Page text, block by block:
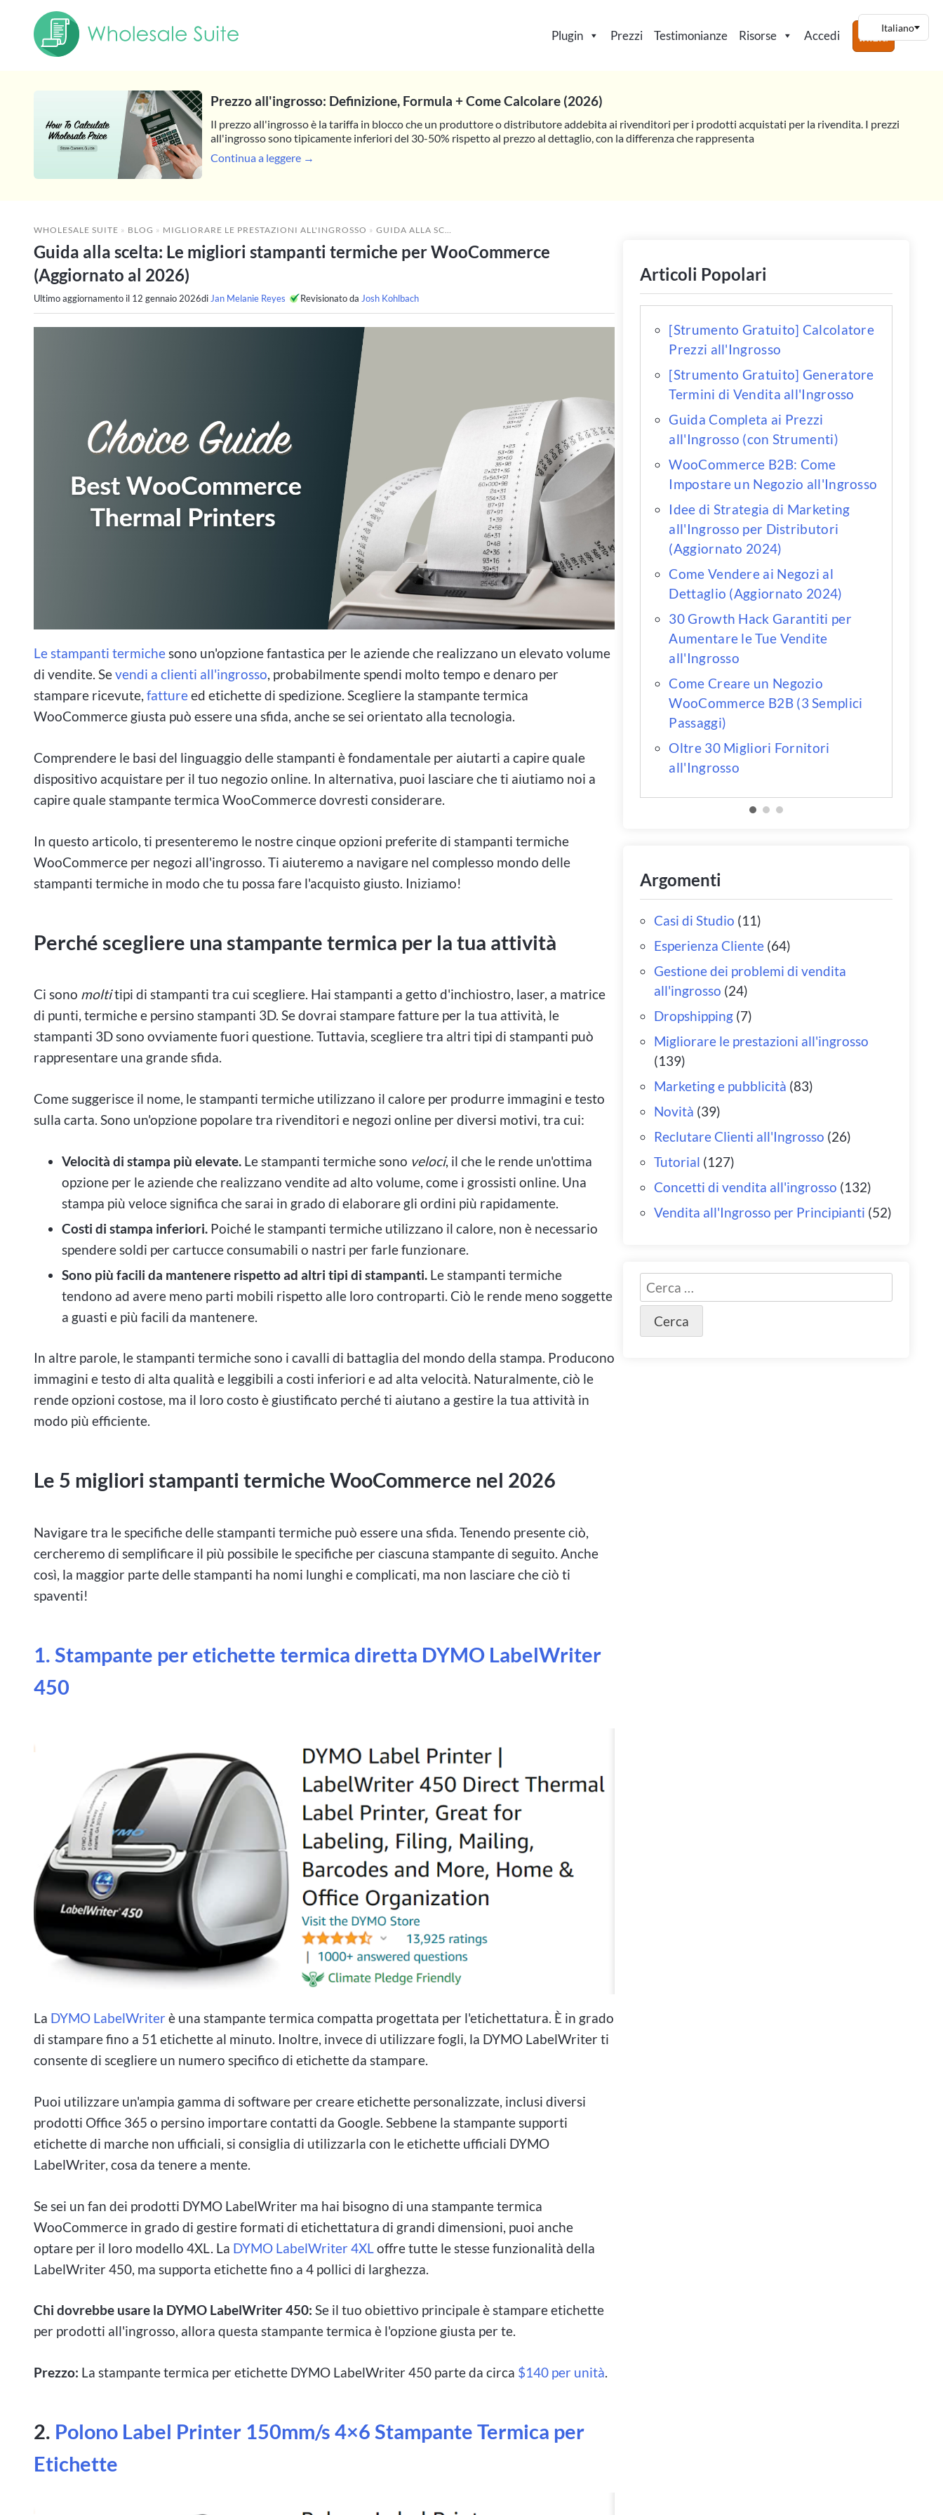
Plugin Prezzi Testimonianze Risorse Accedi Inizia
Prezzo all'ingrosso: Definizione, Formula + Come Calcolare (2026)
Il prezzo all'ingrosso è la tariffa in blocco che un produttore o distributore addebita ai rivenditori per i prodotti acquistati per la rivendita. I prezzi
all'ingrosso sono tipicamente inferiori del 30-50% rispetto al prezzo al dettaglio, con la differenza che rappresenta
Continua a leggere →
WHOLESALE SUITE » BLOG » MIGLIORARE LE PRESTAZIONI ALL'INGROSSO » GUIDA ALLA SCELTA: LE MIGLIORI STAMPANTI TERMICHE PER WOOCOMMERCE (AGGIORNATO AL 2026)
Guida alla scelta: Le migliori stampanti termiche per WooCommerce
(Aggiornato al 2026)
Ultimo aggiornamento il 12 gennaio 2026di Jan Melanie Reyes Revisionato da Josh Kohlbach
Le stampanti termichesono un'opzione fantastica per le aziende che realizzano un elevato volume
di vendite. Sevendi a clienti all'ingrosso, probabilmente spendi molto tempo e denaro per
stampare ricevute, fattureed etichette di spedizione. Scegliere la stampante termica
WooCommerce giusta può essere una sfida, anche se sei orientato alla tecnologia.
Comprendere le basi del linguaggio delle stampanti è fondamentale per aiutarti a capire quale
dispositivo acquistare per il tuo negozio online. In alternativa, puoi lasciare che ti aiutiamo noi a
capire quale stampante termica WooCommerce dovresti considerare.
In questo articolo, ti presenteremo le nostre cinque opzioni preferite di stampanti termiche
WooCommerce per negozi all'ingrosso. Ti aiuteremo a navigare nel complesso mondo delle
stampanti termiche in modo che tu possa fare l'acquisto giusto. Iniziamo!
Perché scegliere una stampante termica per la tua attività
Ci sono moltitipi di stampanti tra cui scegliere. Hai stampanti a getto d'inchiostro, laser, a matrice
di punti, termiche e persino stampanti 3D. Se dovrai stampare fatture per la tua attività, le
stampanti 3D sono ovviamente fuori questione. Tuttavia, scegliere tra altri tipi di stampanti può
rappresentare una grande sfida.
Come suggerisce il nome, le stampanti termiche utilizzano il calore per produrre immagini e testo
sulla carta. Sono un'opzione popolare tra rivenditori e negozi online per diversi motivi, tra cui:
Velocità di stampa più elevate. Le stampanti termiche sono veloci, il che le rende un'ottima
opzione per le aziende che realizzano vendite ad alto volume, come i grossisti online. Una
stampa più veloce significa che sarai in grado di elaborare gli ordini più rapidamente.
Costi di stampa inferiori. Poiché le stampanti termiche utilizzano il calore, non è necessario
spendere soldi per cartucce consumabili o nastri per farle funzionare.
Sono più facili da mantenere rispetto ad altri tipi di stampanti. Le stampanti termiche
tendono ad avere meno parti mobili rispetto alle loro controparti. Ciò le rende meno soggette
a guasti e più facili da mantenere.
In altre parole, le stampanti termiche sono i cavalli di battaglia del mondo della stampa. Producono
immagini e testo di alta qualità e leggibili a costi inferiori e ad alta velocità. Naturalmente, ciò le
rende opzioni costose, ma il loro costo è giustificato perché ti aiutano a gestire la tua attività in
modo più efficiente.
Le 5 migliori stampanti termiche WooCommerce nel 2026
Navigare tra le specifiche delle stampanti termiche può essere una sfida. Tenendo presente ciò,
cercheremo di semplificare il più possibile le specifiche per ciascuna stampante di seguito. Anche
così, la maggior parte delle stampanti ha nomi lunghi e complicati, ma non lasciare che ciò ti
spaventi!
1. Stampante per etichette termica diretta DYMO LabelWriter
450
La DYMO LabelWriterè una stampante termica compatta progettata per l'etichettatura. È in grado
di stampare fino a 51 etichette al minuto. Inoltre, invece di utilizzare fogli, la DYMO LabelWriter ti
consente di scegliere un numero specifico di etichette da stampare.
Puoi utilizzare un'ampia gamma di software per creare etichette personalizzate, inclusi diversi
prodotti Office 365 o persino importare contatti da Google. Sebbene la stampante supporti
etichette di marche non ufficiali, si consiglia di utilizzarla con le etichette ufficiali DYMO
LabelWriter, cosa da tenere a mente.
Se sei un fan dei prodotti DYMO LabelWriter ma hai bisogno di una stampante termica
WooCommerce in grado di gestire formati di etichettatura di grandi dimensioni, puoi anche
optare per il loro modello 4XL. La DYMO LabelWriter 4XLoffre tutte le stesse funzionalità della
LabelWriter 450, ma supporta etichette fino a 4 pollici di larghezza.
Chi dovrebbe usare la DYMO LabelWriter 450: Se il tuo obiettivo principale è stampare etichette
per prodotti all'ingrosso, allora questa stampante termica è l'opzione giusta per te.
Prezzo: La stampante termica per etichette DYMO LabelWriter 450 parte da circa $140 per unità.
2. Polono Label Printer 150mm/s 4×6 Stampante Termica per
Etichette
Articoli Popolari
[Strumento Gratuito] Calcolatore
Prezzi all'Ingrosso
[Strumento Gratuito] Generatore
Termini di Vendita all'Ingrosso
Guida Completa ai Prezzi
all'Ingrosso (con Strumenti)
WooCommerce B2B: Come
Impostare un Negozio all'Ingrosso
Idee di Strategia di Marketing
all'Ingrosso per Distributori
(Aggiornato 2024)
Come Vendere ai Negozi al
Dettaglio (Aggiornato 2024)
30 Growth Hack Garantiti per
Aumentare le Tue Vendite
all'Ingrosso
Come Creare un Negozio
WooCommerce B2B (3 Semplici
Passaggi)
Oltre 30 Migliori Fornitori
all'Ingrosso
Argomenti
Casi di Studio (11)
Esperienza Cliente (64)
Gestione dei problemi di vendita
all'ingrosso (24)
Dropshipping (7)
Migliorare le prestazioni all'ingrosso
(139)
Marketing e pubblicità (83)
Novità (39)
Reclutare Clienti all'Ingrosso (26)
Tutorial (127)
Concetti di vendita all'ingrosso (132)
Vendita all'Ingrosso per Principianti (52)